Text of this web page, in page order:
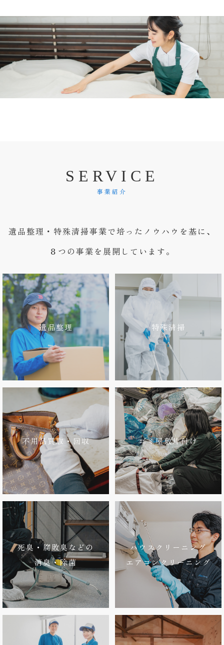
S E RV I C E
事業紹介
遺品整理・特殊清掃事業で培ったノウハウを基に、
８つの事業を展開しています。
遺品整理 特殊清掃
不用品買取・回収 ゴミ屋敷片付け
死臭・腐敗臭などの
消臭・除菌
ハウスクリーニング
エアコンクリーニング